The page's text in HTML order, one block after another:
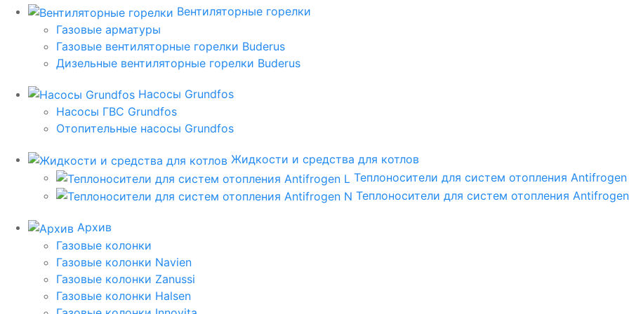
Вентиляторные горелки
Газовые арматуры
Газовые вентиляторные горелки Buderus
Дизельные вентиляторные горелки Buderus
Насосы Grundfos
Насосы ГВС Grundfos
Отопительные насосы Grundfos
Жидкости и средства для котлов
Теплоносители для систем отопления
Теплоносители для систем отопления
Архив
Газовые колонки
Газовые колонки Navien
Газовые колонки Zanussi
Газовые колонки Halsen